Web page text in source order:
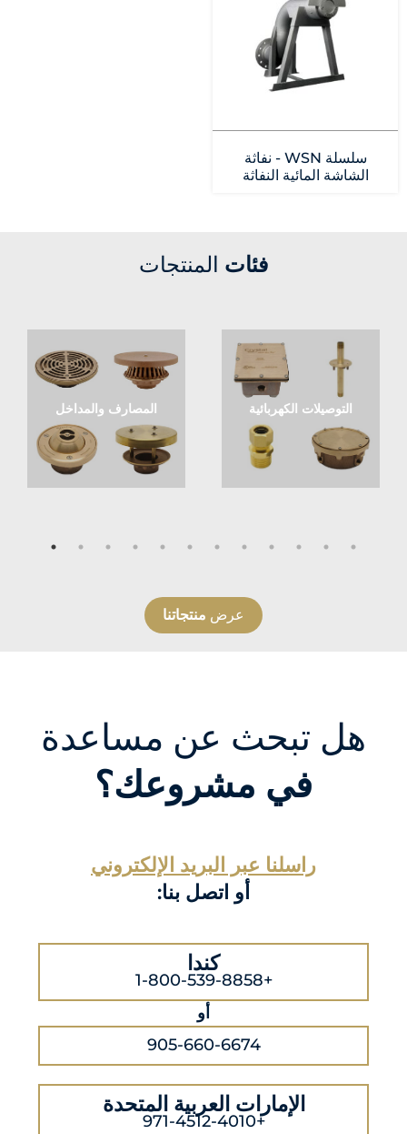
سلسلة WSN - نفاثة
الشاشة المائية النفاثة
فئات المنتجات
التوصيلات الكهربائية المصارف والمداخل
عرض منتجاتنا
هل تبحث عن مساعدة
في مشروعك؟
راسلنا عبر البريد الإلكتروني
أو اتصل بنا:
كندا
+1-800-539-8858
أو
905-660-6674
الإمارات العربية المتحدة
+971-4512-4010